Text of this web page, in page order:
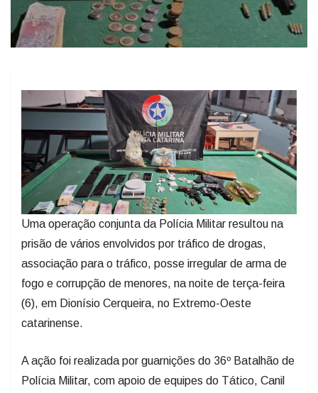
Uma operação conjunta da Polícia Militar resultou na
prisão de vários envolvidos por tráfico de drogas,
associação para o tráfico, posse irregular de arma de
fogo e corrupção de menores, na noite de terça-feira
(6), em Dionísio Cerqueira, no Extremo-Oeste
catarinense.
A ação foi realizada por guarnições do 36º Batalhão de
Polícia Militar, com apoio de equipes do Tático, Canil